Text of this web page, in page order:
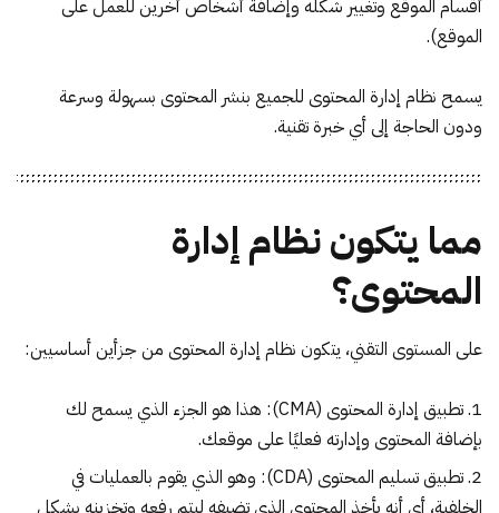
أقسام الموقع وتغيير شكله وإضافة أشخاص أخرين للعمل على
الموقع).
يسمح نظام إدارة المحتوى للجميع بنشر المحتوى بسهولة وسرعة
ودون الحاجة إلى أي خبرة تقنية.
مما يتكون نظام إدارة
المحتوى؟
على المستوى التقني، يتكون نظام إدارة المحتوى من جزأين أساسيين:
تطبيق إدارة المحتوى (CMA): هذا هو الجزء الذي يسمح لك
بإضافة المحتوى وإدارته فعليًا على موقعك.
تطبيق تسليم المحتوى (CDA): وهو الذي يقوم بالعمليات في
الخلفية، أي أنه يأخذ المحتوى الذي تضيفه ليتم رفعه وتخزينه بشكل